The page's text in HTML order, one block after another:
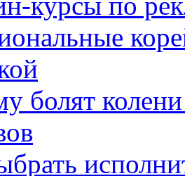
болят